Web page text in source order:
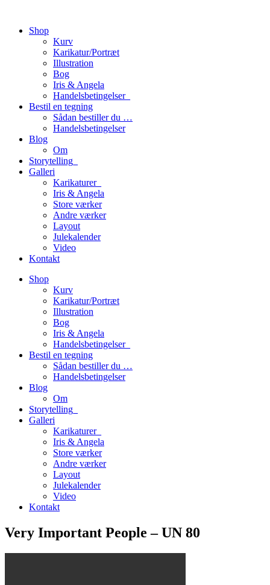
Shop
Kurv
Karikatur/Portræt
Illustration
Bog
Iris & Angela
Handelsbetingelser_
Bestil en tegning
Sådan bestiller du …
Handelsbetingelser
Blog
Om
Storytelling_
Galleri
Karikaturer_
Iris & Angela
Store værker
Andre værker
Layout
Julekalender
Video
Kontakt
Shop
Kurv
Karikatur/Portræt
Illustration
Bog
Iris & Angela
Handelsbetingelser_
Bestil en tegning
Sådan bestiller du …
Handelsbetingelser
Blog
Om
Storytelling_
Galleri
Karikaturer_
Iris & Angela
Store værker
Andre værker
Layout
Julekalender
Video
Kontakt
Very Important People – UN 80